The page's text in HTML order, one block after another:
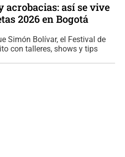
acrobacias: así se vive
2026 en Bogotá
Simón Bolívar, el Festival de
con talleres, shows y tips